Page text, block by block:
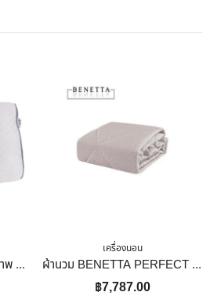
DECOS หมอนหนุนเพื่อสุขภาพ 16×26 นิ้ว สีขาว
เครื่องนอน
ผ้านวม BENETTA PERFECT FIT 100X90 นิ้ว สี BROWN
฿7,787.00